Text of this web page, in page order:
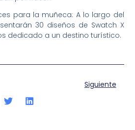
para la muñeca: A lo largo del
30 diseños de Swatch X
dedicado a un destino turístico.
Siguiente